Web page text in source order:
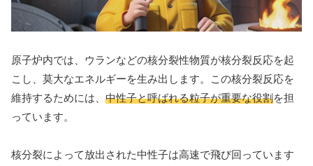
原子炉内では、ウランなどの核分裂性物質が核分裂反応を起
こし、莫大なエネルギーを生み出します。この核分裂反応を
維持するためには、 中性子と呼ばれる粒子が重要な役割を担
っています。
核分裂によって放出された中性子は高速で飛び回っています